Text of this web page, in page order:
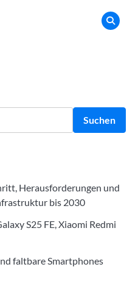
Suchen
Herausforderungen und
bis 2030
S25 FE, Xiaomi Redmi
faltbare Smartphones